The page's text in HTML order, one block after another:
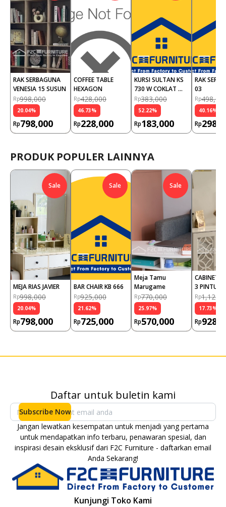
RAK SERBAGUNA
VENESIA 15 SUSUN
Rp998,000
20.04%
Rp798,000
COFFEE TABLE
HEXAGON
Rp428,000
46.73%
Rp228,000
KURSI SULTAN KS
730 W COKLAT
MUDA NAPOLLY
Rp383,000
52.22%
Rp183,000
RAK
03
Rp
40.16%
Rp
PRODUK POPULER LAINNYA
Sale
MEJA RIAS JAVIER
Rp998,000
20.04%
Rp798,000
Sale
BAR CHAIR KB 666
Rp925,000
21.62%
Rp725,000
Sale
Meja Tamu
Marugame
Rp770,000
25.97%
Rp570,000
CABINET
3 PINTU
Rp
17.73%
Rp
Daftar untuk buletin kami
Subscribe Now
Jangan lewatkan kesempatan untuk menjadi yang pertama
untuk mendapatkan info terbaru, penawaran spesial, dan
inspirasi desain eksklusif dari F2C Furniture - daftarkan email
Anda Sekarang!
Kunjungi Toko Kami